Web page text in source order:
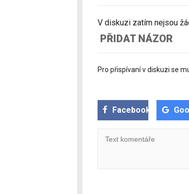
V diskuzi zatím nejsou
PŘIDAT NÁZOR
Pro přispívaní v diskuzi se
Facebook